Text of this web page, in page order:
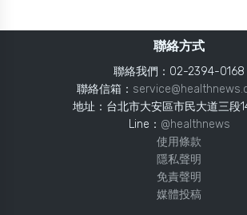
聯絡方式
聯絡我們：02-2394-0168
聯絡信箱：
地址：台北市大安區市民大道三段
Line： @healthnews
使用條款
隱私聲明
免責聲明
媒體投稿